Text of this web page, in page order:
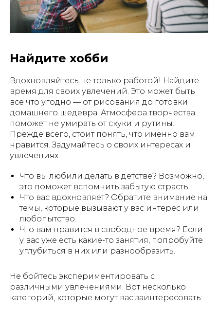
Найдите хобби
Вдохновляйтесь не только работой! Найдите
время для своих увлечений. Это может быть
всё что угодно — от рисования до готовки
домашнего шедевра. Атмосфера творчества
поможет не умирать от скуки и рутины.
Прежде всего, стоит понять, что именно вам
нравится. Задумайтесь о своих интересах и
увлечениях:
Что вы любили делать в детстве? Возможно,
это поможет вспомнить забытую страсть.
Что вас вдохновляет? Обратите внимание на
темы, которые вызывают у вас интерес или
любопытство.
Что вам нравится в свободное время? Если
у вас уже есть какие-то занятия, попробуйте
углубиться в них или разнообразить.
Не бойтесь экспериментировать с
различными увлечениями. Вот несколько
категорий, которые могут вас заинтересовать: